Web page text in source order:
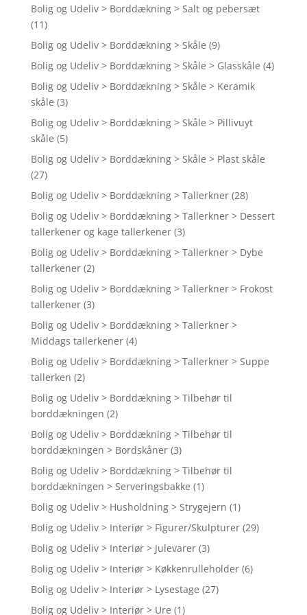
Bolig og Udeliv > Borddækning > Salt og pebersæt
(11)
Bolig og Udeliv > Borddækning > Skåle (9)
Bolig og Udeliv > Borddækning > Skåle > Glasskåle (4)
Bolig og Udeliv > Borddækning > Skåle > Keramik
skåle (3)
Bolig og Udeliv > Borddækning > Skåle > Pillivuyt
skåle (5)
Bolig og Udeliv > Borddækning > Skåle > Plast skåle
(27)
Bolig og Udeliv > Borddækning > Tallerkner (28)
Bolig og Udeliv > Borddækning > Tallerkner > Dessert
tallerkener og kage tallerkener (3)
Bolig og Udeliv > Borddækning > Tallerkner > Dybe
tallerkener (2)
Bolig og Udeliv > Borddækning > Tallerkner > Frokost
tallerkener (3)
Bolig og Udeliv > Borddækning > Tallerkner >
Middags tallerkener (4)
Bolig og Udeliv > Borddækning > Tallerkner > Suppe
tallerken (2)
Bolig og Udeliv > Borddækning > Tilbehør til
borddækningen (2)
Bolig og Udeliv > Borddækning > Tilbehør til
borddækningen > Bordskåner (3)
Bolig og Udeliv > Borddækning > Tilbehør til
borddækningen > Serveringsbakke (1)
Bolig og Udeliv > Husholdning > Strygejern (1)
Bolig og Udeliv > Interiør > Figurer/Skulpturer (29)
Bolig og Udeliv > Interiør > Julevarer (3)
Bolig og Udeliv > Interiør > Køkkenrulleholder (6)
Bolig og Udeliv > Interiør > Lysestage (27)
Bolig og Udeliv > Interiør > Ure (1)